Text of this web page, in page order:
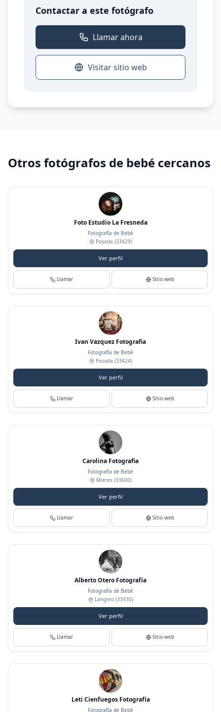
Contactar a este fotógrafo
Llamar ahora
Visitar sitio web
Otros fotógrafos de bebé cercanos
Foto Estudio La Fresneda
Fotografía de Bebé
Posada (33429)
Ver perfil
Llamar Sitio web
Ivan Vazquez Fotografia
Fotografía de Bebé
Posada (33424)
Ver perfil
Llamar Sitio web
Carolina Fotografia
Fotografía de Bebé
Mieres (33600)
Ver perfil
Llamar Sitio web
Alberto Otero Fotografía
Fotografía de Bebé
Langreo (33930)
Ver perfil
Llamar Sitio web
Leti Cienfuegos Fotografía
Fotografía de Bebé